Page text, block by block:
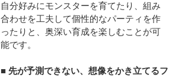
自分好みにモンスターを育てたり、組み
合わせを工夫して個性的なパーティを作
ったりと、奥深い育成を楽しむことが可
能です。
■ 先が予測できない、想像をかき立てるフ